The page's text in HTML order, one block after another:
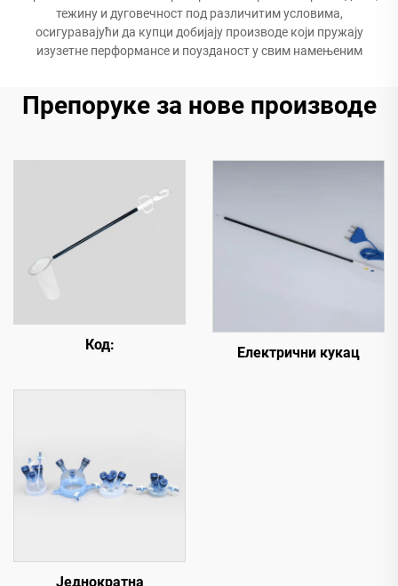
тежину и дуговечност под различитим условима,
осигуравајући да купци добијају производе који пружају
изузетне перформансе и поузданост у свим намењеним
Препоруке за нове производе
Код: Електрични кукац
Једнократна